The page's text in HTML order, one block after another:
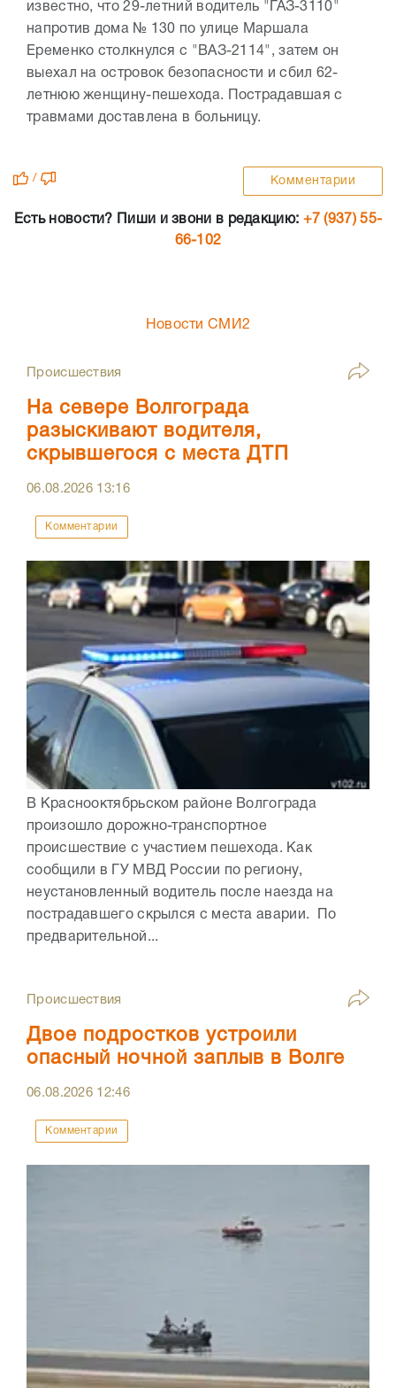
известно, что 29-летний водитель "ГАЗ-3110"
напротив дома № 130 по улице Маршала
Еременко столкнулся с "ВАЗ-2114", затем он
выехал на островок безопасности и сбил 62-
летнюю женщину-пешехода. Пострадавшая с
травмами доставлена в больницу.
/ Комментарии
Есть новости? Пиши и звони в редакцию: +7 (937) 55-
66-102
Новости СМИ2
Происшествия
На севере Волгограда
разыскивают водителя,
скрывшегося с места ДТП
06.08.2026 13:16
Комментарии
В Краснооктябрьском районе Волгограда
произошло дорожно-транспортное
происшествие с участием пешехода. Как
сообщили в ГУ МВД России по региону,
неустановленный водитель после наезда на
пострадавшего скрылся с места аварии. По
предварительной...
Происшествия
Двое подростков устроили
опасный ночной заплыв в Волге
06.08.2026 12:46
Комментарии